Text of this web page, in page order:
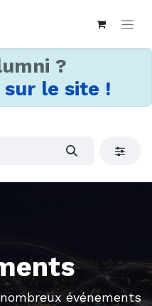
?
le site !
événements